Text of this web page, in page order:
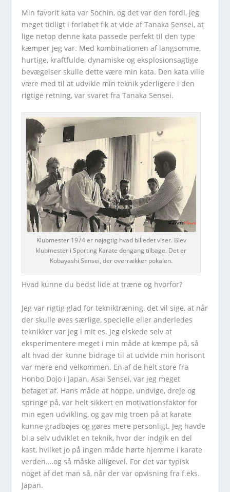
Min favorit kata var Sochin, og det var den fordi, jeg
meget tidligt i forløbet fik at vide af Tanaka Sensei, at
lige netop denne kata passede perfekt til den type
kæmper jeg var. Med kombinationen af langsomme,
hurtige, kraftfulde, dynamiske og eksplosionsagtige
bevægelser skulle dette være min kata. Den kata ville
være med til at udvikle min teknik yderligere i den
rigtige retning, var svaret fra Tanaka Sensei.
Klubmester 1974 er nøjagtig hvad billedet viser. Blev
klubmester i Sporting Karate dengang tilbage. Det er
Kobayashi Sensei, der overrækker pokalen.
Hvad kunne du bedst lide at træne og hvorfor?
Jeg var rigtig glad for tekniktræning, det vil sige, at når
der skulle øves særlige, specielle eller anderledes
teknikker var jeg i mit es. Jeg elskede selv at
eksperimentere meget i min måde at kæmpe på, så
alt hvad der kunne bidrage til at udvide min horisont
var mere end velkommen. En af de helt store fra
Honbo Dojo i Japan, Asai Sensei, var jeg meget
betaget af. Hans måde at hoppe, undvige, dreje og
springe på, var helt sikkert en motivationsfaktor for
min egen udvikling, og gav mig troen på at karate
kunne gradbøjes og gøres mere personligt. Jeg havde
bl.a selv udviklet en teknik, hvor der indgik en del
kast, hvilket jo på ingen måde hørte hjemme i karate
verden….og så måske alligevel. For det var typisk
noget af det man så, når der var opvisning fra f.eks.
Japan.